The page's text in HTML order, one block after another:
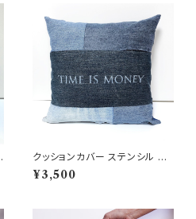
クッションカバー ステンシル 格
言 ベンジャミン・フランクリン 4
5×45 リメイクデニム ジーンズ
¥3,500